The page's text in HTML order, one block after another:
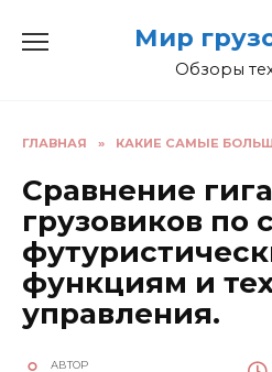
Мир
Обзоры
ГЛАВНАЯ » КАКИЕ САМЫЕ
Сравнение
грузовиков по
функциям и
управления.
АВТОР